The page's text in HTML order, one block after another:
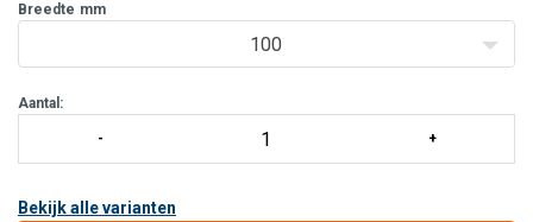
Breedte mm
100
Aantal:
Bekijk alle varianten